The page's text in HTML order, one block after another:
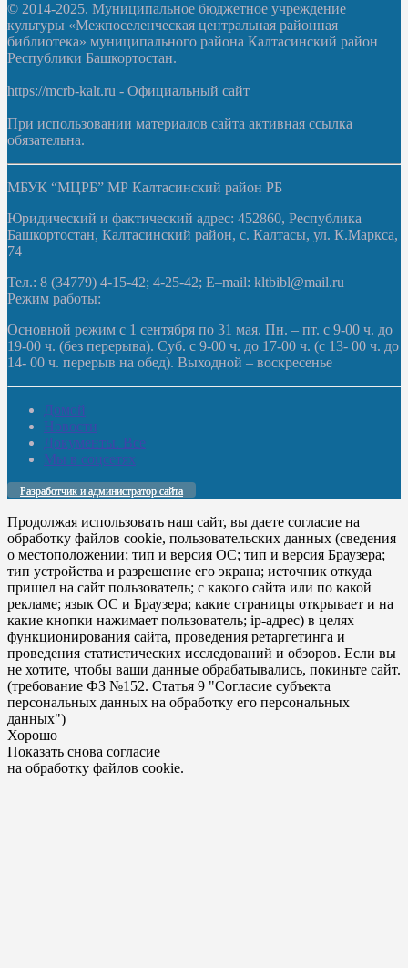
© 2014-2025. Муниципальное бюджетное учреждение
культуры «Межпоселенческая центральная районная
библиотека» муниципального района Калтасинский район
Республики Башкортостан.
https://mcrb-kalt.ru - Официальный сайт
При использовании материалов сайта активная ссылка
обязательна.
МБУК “МЦРБ” МР Калтасинский район РБ
Юридический и фактический адрес: 452860, Республика
Башкортостан, Калтасинский район, с. Калтасы, ул. К.Маркса,
74
Тел.: 8 (34779) 4-15-42; 4-25-42; E–mail: kltbibl@mail.ru
Режим работы:
Основной режим с 1 сентября по 31 мая. Пн. – пт. с 9-00 ч. до
19-00 ч. (без перерыва). Суб. с 9-00 ч. до 17-00 ч. (с 13- 00 ч. до
14- 00 ч. перерыв на обед). Выходной – воскресенье
Домой
Новости
Документы. Все
Мы в соцсетях
Разработчик и администратор сайта
Продолжая использовать наш сайт, вы даете согласие на
обработку файлов cookie, пользовательских данных (сведения
о местоположении; тип и версия ОС; тип и версия Браузера;
тип устройства и разрешение его экрана; источник откуда
пришел на сайт пользователь; с какого сайта или по какой
рекламе; язык ОС и Браузера; какие страницы открывает и на
какие кнопки нажимает пользователь; ip-адрес) в целях
функционирования сайта, проведения ретаргетинга и
проведения статистических исследований и обзоров. Если вы
не хотите, чтобы ваши данные обрабатывались, покиньте сайт.
(требование ФЗ №152. Статья 9 "Согласие субъекта
персональных данных на обработку его персональных
данных")
Хорошо
Показать снова согласие
на обработку файлов cookie.